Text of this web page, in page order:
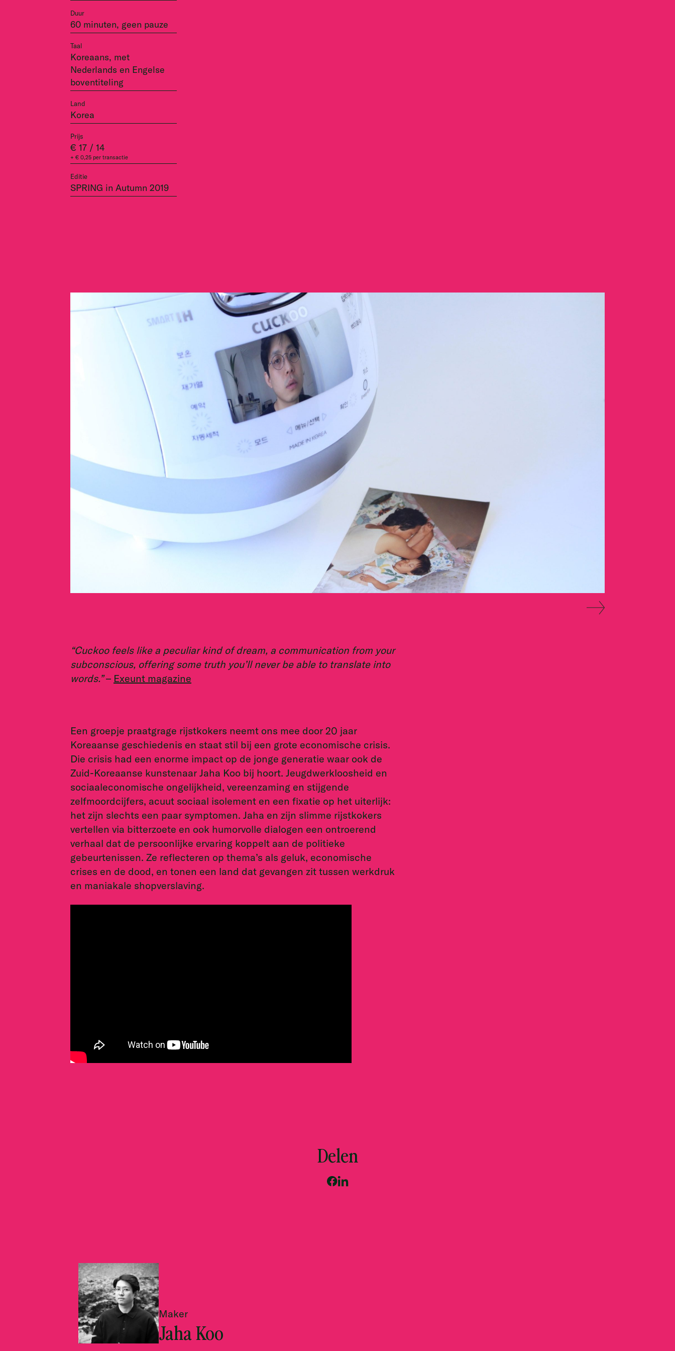
Duur
60 minuten, geen pauze
Taal
Koreaans, met
Nederlands en Engelse
boventiteling
Land
Korea
Prijs
€ 17 / 14
+ € 0,25 per transactie
Editie
SPRING in Autumn 2019
“Cuckoo feels like a peculiar kind of dream, a communication from your
subconscious, offering some truth you’ll never be able to translate into
words.”– Exeunt magazine
Een groepje praatgrage rijstkokers neemt ons mee door 20 jaar
Koreaanse geschiedenis en staat stil bij een grote economische crisis.
Die crisis had een enorme impact op de jonge generatie waar ook de
Zuid-Koreaanse kunstenaar Jaha Koo bij hoort. Jeugdwerkloosheid en
sociaaleconomische ongelijkheid, vereenzaming en stijgende
zelfmoordcijfers, acuut sociaal isolement en een fixatie op het uiterlijk:
het zijn slechts een paar symptomen. Jaha en zijn slimme rijstkokers
vertellen via bitterzoete en ook humorvolle dialogen een ontroerend
verhaal dat de persoonlijke ervaring koppelt aan de politieke
gebeurtenissen. Ze reflecteren op thema’s als geluk, economische
crises en de dood, en tonen een land dat gevangen zit tussen werkdruk
en maniakale shopverslaving.
Delen
Maker
Jaha Koo